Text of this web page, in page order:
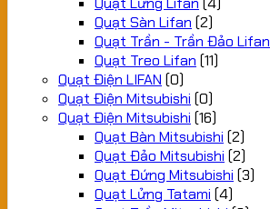
Quạt Sàn Lifan (2)
Quạt Trần - Trần Đảo Lifan
Quạt Treo Lifan (11)
Quạt Điện LIFAN (0)
Quạt Điện Mitsubishi (0)
Quạt Điện Mitsubishi (16)
Quạt Bàn Mitsubishi (2)
Quạt Đảo Mitsubishi (2)
Quạt Đứng Mitsubishi (3)
Quạt Lửng Tatami (4)